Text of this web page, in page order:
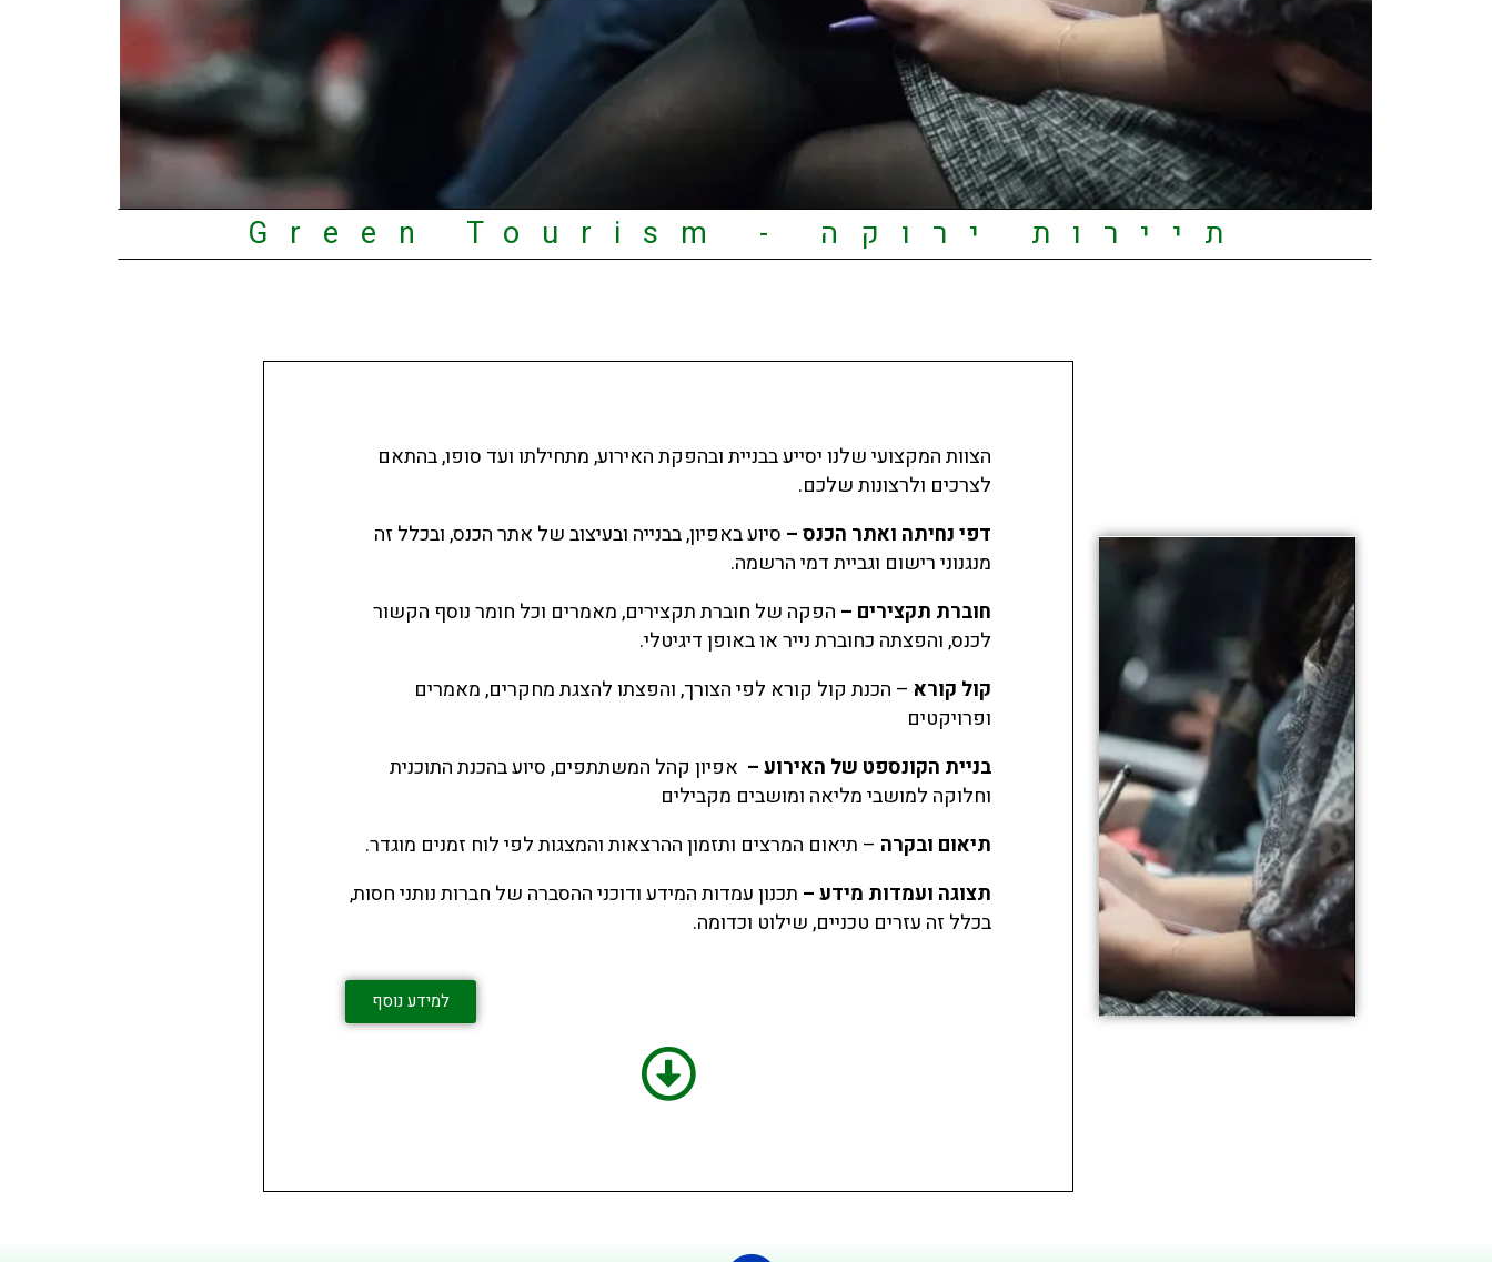
תיירות ירוקה - Green Tourism
הצוות המקצועי שלנו יסייע בבניית ובהפקת האירוע, מתחילתו ועד סופו, בהתאם
לצרכים ולרצונות שלכם.
דפי נחיתה ואתר הכנס – סיוע באפיון, בבנייה ובעיצוב של אתר הכנס, ובכלל זה
מנגנוני רישום וגביית דמי הרשמה.
חוברת תקצירים – הפקה של חוברת תקצירים, מאמרים וכל חומר נוסף הקשור
לכנס, והפצתה כחוברת נייר או באופן דיגיטלי.
קול קורא– הכנת קול קורא לפי הצורך, והפצתו להצגת מחקרים, מאמרים
ופרויקטים
בניית הקונספט של האירוע – אפיון קהל המשתתפים, סיוע בהכנת התוכנית
וחלוקה למושבי מליאה ומושבים מקבילים
תיאום ובקרה – תיאום המרצים ותזמון ההרצאות והמצגות לפי לוח זמנים מוגדר.
תצוגה ועמדות מידע – תכנון עמדות המידע ודוכני ההסברה של חברות נותני חסות,
בכלל זה עזרים טכניים, שילוט וכדומה.
למידע נוסף